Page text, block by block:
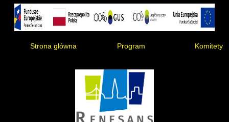
Strona główna Program Komitety